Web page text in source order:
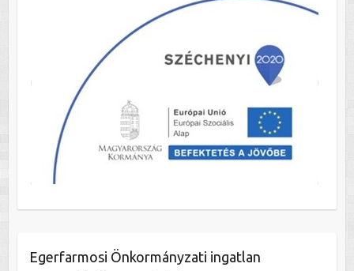
Egerfarmosi Önkormányzati ingatlan